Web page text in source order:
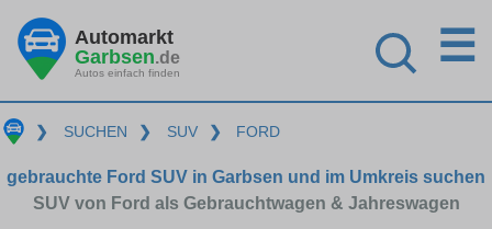
Automarkt
Garbsen.de
Autos einfach finden
☰
❯ SUCHEN ❯ SUV ❯ FORD
gebrauchte Ford SUV in Garbsen und im Umkreis suchen
SUV von Ford als Gebrauchtwagen & Jahreswagen